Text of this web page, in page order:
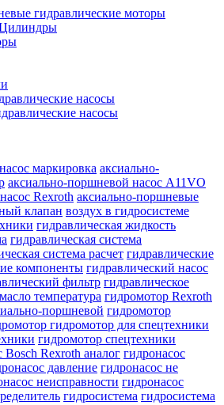
гидравлические моторы
Цилиндры
насосы
насосы
маркировка аксиально-
аксиально-поршневой насос A11VO
Rexroth аксиально-поршневые
клапан воздух в гидросистеме
гидравлическая жидкость
гидравлическая система
система расчет гидравлические
компоненты гидравлический насос
фильтр гидравлическое
температура гидромотор Rexroth
поршневой гидромотор
гидромотор для спецтехники
гидромотор спецтехники
Bosch Rexroth аналог гидронасос
давление гидронасос не
неисправности гидронасос
гидросистема гидросистема